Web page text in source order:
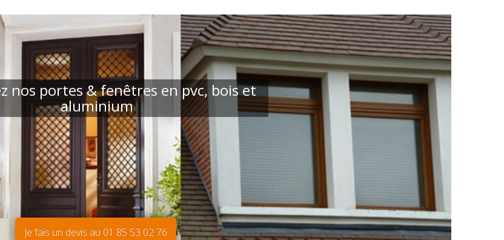
nos portes & fenêtres en pvc, bois et
aluminium
Je fais un devis au 01 85 53 02 76